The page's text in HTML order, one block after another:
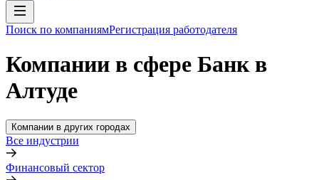
Поиск по компаниямРегистрация работодателя
Компании в сфере Банк в
Алтуде
Компании в других городах
Все индустрии
Финансовый сектор